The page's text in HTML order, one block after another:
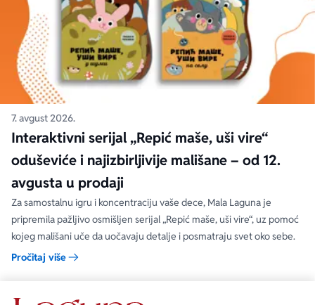
7. avgust 2026.
Interaktivni serijal „Repić maše, uši vire“
oduševiće i najizbirljivije mališane – od 12.
avgusta u prodaji
Za samostalnu igru i koncentraciju vaše dece, Mala Laguna je
pripremila pažljivo osmišljen serijal „Repić maše, uši vire“, uz pomoć
kojeg mališani uče da uočavaju detalje i posmatraju svet oko sebe.
Pročitaj više